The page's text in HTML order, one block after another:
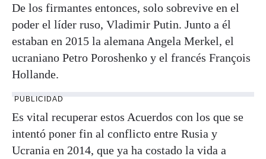
De los firmantes entonces, solo sobrevive en el
poder el líder ruso, Vladimir Putin. Junto a él
estaban en 2015 la alemana Angela Merkel, el
ucraniano Petro Poroshenko y el francés François
Hollande.
PUBLICIDAD
Es vital recuperar estos Acuerdos con los que se
intentó poner fin al conflicto entre Rusia y
Ucrania en 2014, que ya ha costado la vida a